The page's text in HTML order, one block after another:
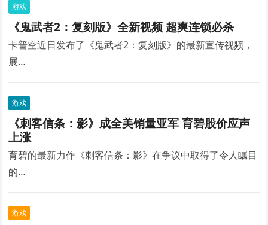
游戏
《鬼武者2：复刻版》全新视频 超爽连锁必杀
卡普空近日发布了《鬼武者2：复刻版》的最新宣传视频，
展…
游戏
《刺客信条：影》成全美销量亚军 育碧股价应声
上涨
育碧的最新力作《刺客信条：影》在争议中取得了令人瞩目
的…
游戏